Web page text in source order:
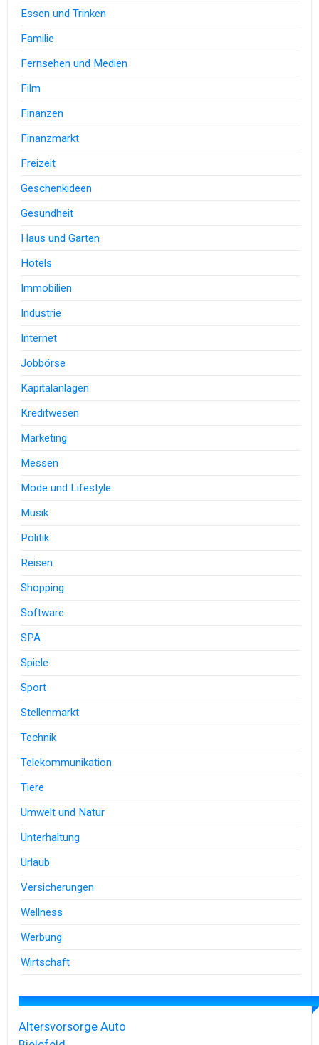
Essen und Trinken
Familie
Fernsehen und Medien
Film
Finanzen
Finanzmarkt
Freizeit
Geschenkideen
Gesundheit
Haus und Garten
Hotels
Immobilien
Industrie
Internet
Jobbörse
Kapitalanlagen
Kreditwesen
Marketing
Messen
Mode und Lifestyle
Musik
Politik
Reisen
Shopping
Software
SPA
Spiele
Sport
Stellenmarkt
Technik
Telekommunikation
Tiere
Umwelt und Natur
Unterhaltung
Urlaub
Versicherungen
Wellness
Werbung
Wirtschaft
Altersvorsorge Auto